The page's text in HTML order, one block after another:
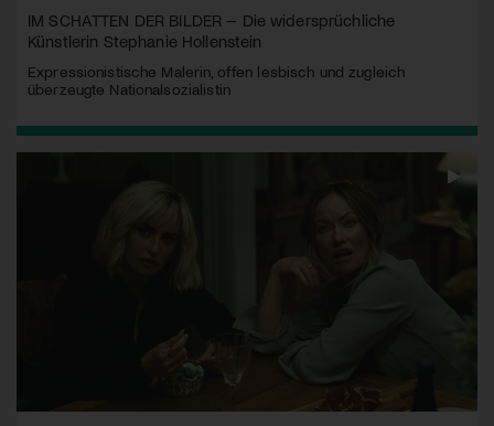
IM SCHATTEN DER BILDER – Die widersprüchliche
Künstlerin Stephanie Hollenstein
Expressionistische Malerin, offen lesbisch und zugleich
überzeugte Nationalsozialistin